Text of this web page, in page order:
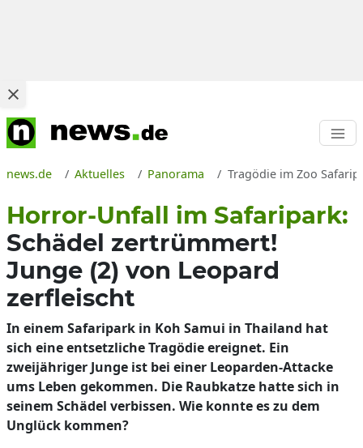
news.de Aktuelles Panorama Tragödie im Zoo
Horror-Unfall im Safaripark:
Schädel zertrümmert!
Junge (2) von Leopard
zerfleischt
In einem Safaripark in Koh Samui in Thailand hat
sich eine entsetzliche Tragödie ereignet. Ein
zweijähriger Junge ist bei einer Leoparden-Attacke
ums Leben gekommen. Die Raubkatze hatte sich in
seinem Schädel verbissen. Wie konnte es zu dem
Unglück kommen?